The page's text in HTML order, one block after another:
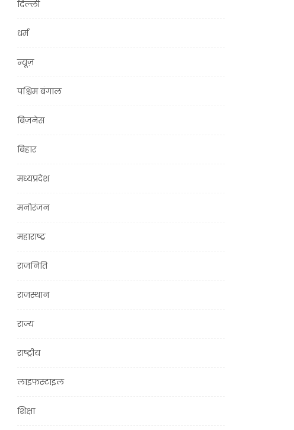
दिल्ली
धर्म
न्यूज़
पश्चिम बंगाल
बिज़नेस
बिहार
मध्यप्रदेश
मनोरंजन
महाराष्ट्र
राजनिति
राजस्थान
राज्य
राष्ट्रीय
लाइफस्टाइल
शिक्षा